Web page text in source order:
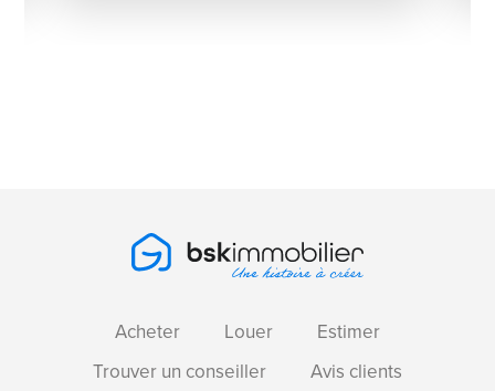
Acheter Louer
Estimer
Trouver un conseiller
Avis clients